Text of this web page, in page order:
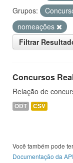
Grupos:
nomeações
Filtrar
Concursos
Relação de
ODT CSV
Você também pode
Documentação da API